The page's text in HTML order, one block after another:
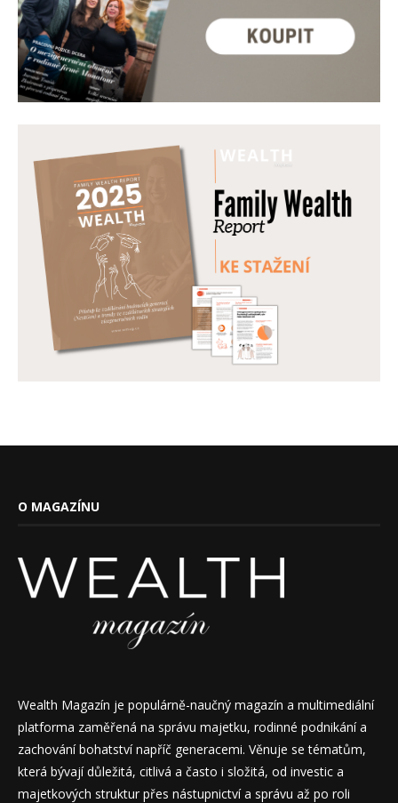
O MAGAZÍNU
Wealth Magazín je populárně-naučný magazín a multimediální
platforma zaměřená na správu majetku, rodinné podnikání a
zachování bohatství napříč generacemi. Věnuje se tématům,
která bývají důležitá, citlivá a často i složitá, od investic a
majetkových struktur přes nástupnictví a správu až po roli